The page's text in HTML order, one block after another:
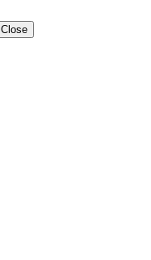
Close